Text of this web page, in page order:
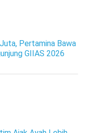
Pertamina Bawa
GIIAS 2026